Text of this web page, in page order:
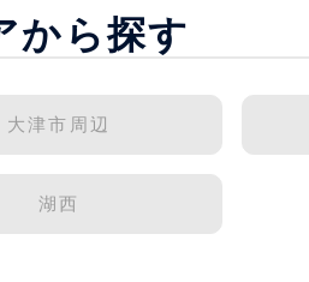
から探す
大津市周辺
湖西